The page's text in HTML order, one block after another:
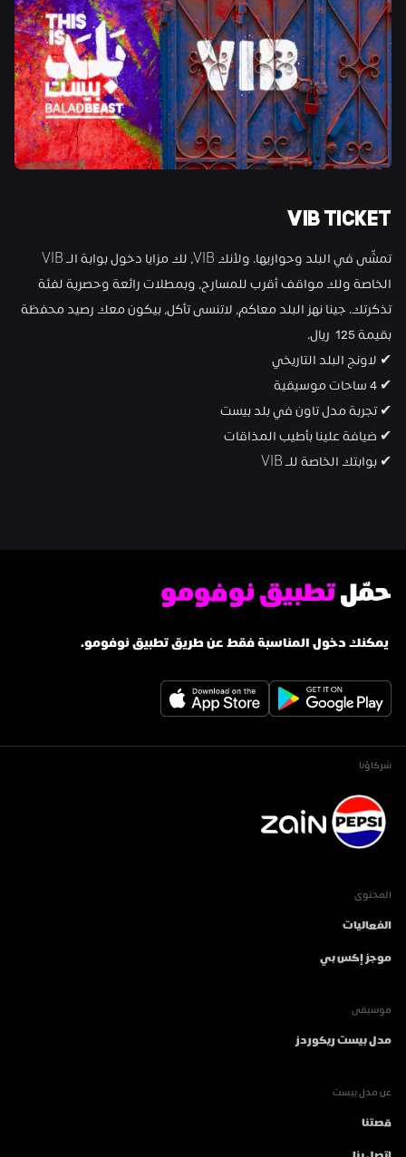
VIB TICKET
بقيمة 125  ريال.
✔︎ لاونج البلد التاريخي
✔︎ 4 ساحات موسيقية
✔︎ تجربة مدل تاون في بلد بيست
✔︎ ضيافة علينا بأطيب المذاقات
✔︎ بوابتك الخاصة للـ VIB
حمّل تطبيق نوفومو
يمكنك دخول المناسبة فقط عن طريق تطبيق نوفومو.
شركاؤنا
المحتوى
الفعاليات
موجز إكس بي
موسيقى
مدل بيست ريكوردز
عن مدل بيست
قصتنا